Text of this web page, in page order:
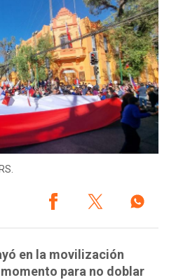
en la movilización
para no doblar